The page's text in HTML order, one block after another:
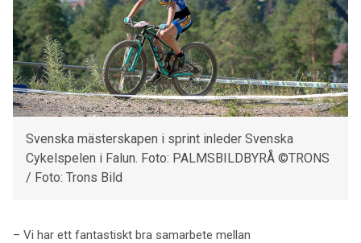
Svenska mästerskapen i sprint inleder Svenska
Cykelspelen i Falun. Foto: PALMSBILDBYRÅ ©TRONS
/ Foto: Trons Bild
– Vi har ett fantastiskt bra samarbete mellan